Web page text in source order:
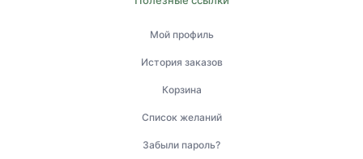
Мой профиль
История заказов
Корзина
Список желаний
Забыли пароль?